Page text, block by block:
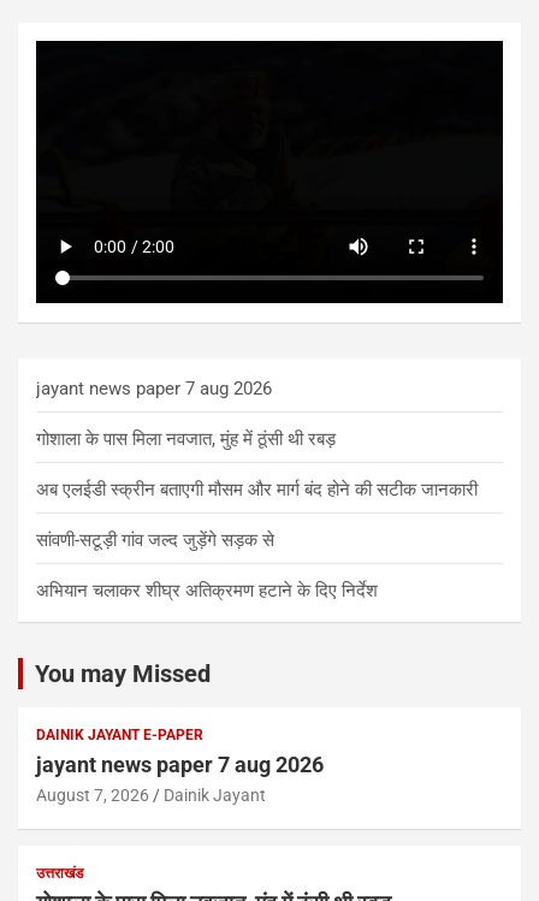
jayant news paper 7 aug 2026
गोशाला के पास मिला नवजात, मुंह में ठूंसी थी रबड़
अब एलईडी स्क्रीन बताएगी मौसम और मार्ग बंद होने की सटीक जानकारी
सांवणी-सटूड़ी गांव जल्द जुड़ेंगे सड़क से
अभियान चलाकर शीघ्र अतिक्रमण हटाने के दिए निर्देश
You may Missed
DAINIK JAYANT E-PAPER
jayant news paper 7 aug 2026
August 7, 2026 Dainik Jayant
उत्तराखंड